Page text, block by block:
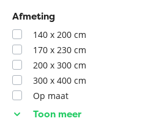
Afmeting
140 x 200 cm
170 x 230 cm
200 x 300 cm
300 x 400 cm
Op maat
Toon meer